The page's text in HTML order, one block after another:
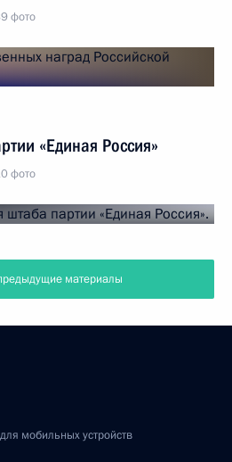
фото
«Единая Россия»
фото
материалы
мобильных устройств